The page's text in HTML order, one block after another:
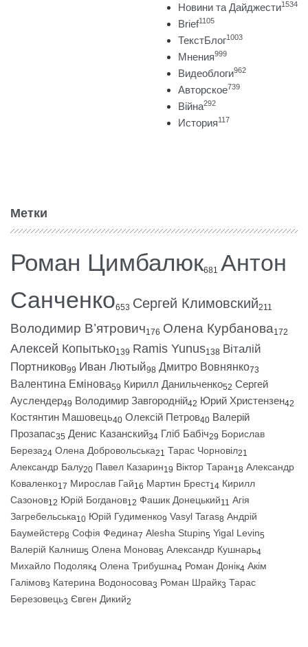
Новини та Дайджести1534
Brief1105
ТекстБлог1003
Мнения999
Видеоблоги962
Авторское739
Війна292
История117
Метки
Роман Цимбалюк681 Антон
Санченко653 Сергей Климовский211
Володимир В’ятрович176 Олена Курбанова172
Алексей Копытько139 Ramis Yunus138 Віталій
Портников99 Иван Лютый98 Дмитро Вовнянко73
Валентина Емінова59 Кирилл Данильченко52 Сергей
Ауслендер49 Володимир Завгородній42 Юрий Христензен42
Костянтин Машовець40 Олексій Петров40 Валерій
Прозапас35 Денис Казанский34 Гліб Бабіч29 Борислав
Береза24 Олена Добровольська21 Тарас Чорновіл21
Александр Балу20 Павел Казарин19 Віктор Таран18 Александр
Коваленко17 Мирослав Гай16 Мартин Брест14 Кирилл
Сазонов12 Юрій Богданов12 Фашик Донецький11 Агія
Загребельська10 Юрій Гудименко9 Vasyl Taras8 Андрій
Баумейстер8 Софія Федина7 Alesha Stupin5 Yigal Levin5
Валерій Калниш5 Олена Монова5 Александр Кушнарь4
Михайло Подоляк4 Олена Трибушна4 Роман Донік4 Акім
Галімов3 Катерина Водоносова3 Роман Шрайк3 Тарас
Березовець3 Євген Дикий2